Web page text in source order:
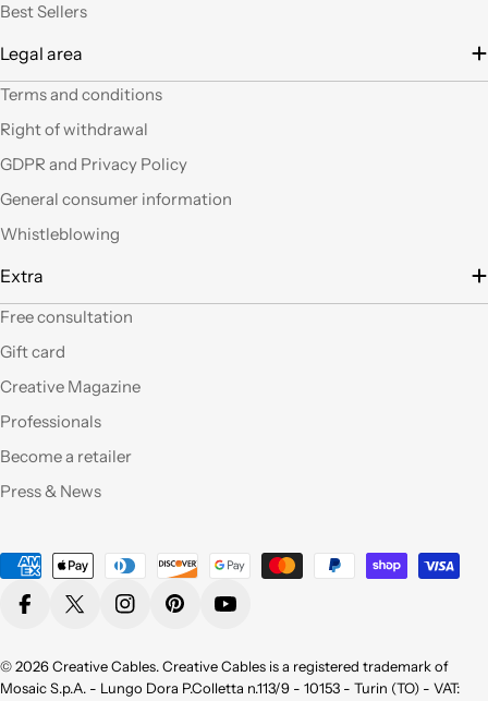
vuote.Bravi contenute
pienamente
soddisfatta sia per la
qualità appunto ma
Consigliatissimo !
Grazie!
Best Sellers
Legal area
Terms and conditions
Right of withdrawal
GDPR and Privacy Policy
General consumer information
Whistleblowing
Extra
Free consultation
Gift card
Creative Magazine
Professionals
Become a retailer
Press & News
Payment
methods
FacebookX (Twitter)InstagramPinterestYouTube
© 2026Creative Cables. Creative Cables is a registered trademark of
Mosaic S.p.A. - Lungo Dora P.Colletta n.113/9 - 10153 - Turin (TO) - VAT: